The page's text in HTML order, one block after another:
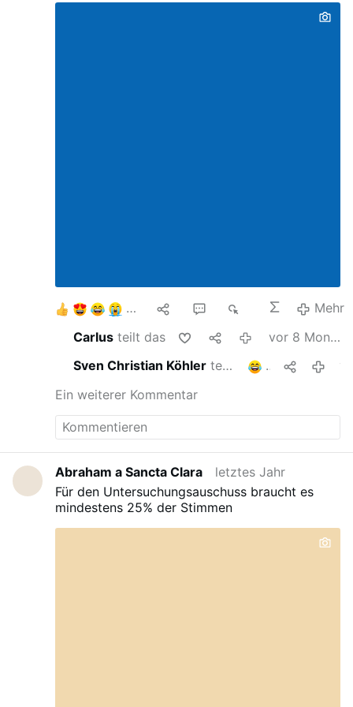
Mehr
Carlusteilt das
vor 8 Monaten
Sven Christian Köhlerteilt das 3
Ein weiterer Kommentar
Abraham a Sancta Clara
letztes Jahr
Für den Untersuchungsauschuss braucht es
mindestens 25% der Stimmen